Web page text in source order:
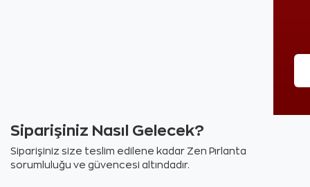
Siparişiniz Nasıl Gelecek?
Siparişiniz size teslim edilene kadar Zen Pırlanta
sorumluluğu ve güvencesi altındadır.